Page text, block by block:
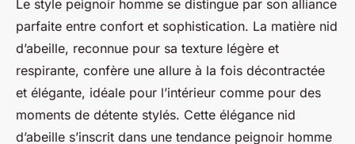
Le style peignoir homme se distingue par son alliance
parfaite entre confort et sophistication. La matière nid
d’abeille, reconnue pour sa texture légère et
respirante, confère une allure à la fois décontractée
et élégante, idéale pour l’intérieur comme pour des
moments de détente stylés. Cette élégance nid
d’abeille s’inscrit dans une tendance peignoir homme